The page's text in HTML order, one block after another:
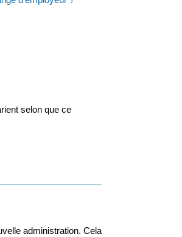
selon que ce
administration. Cela